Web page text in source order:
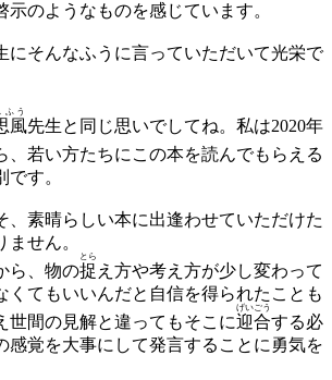
示のようなものを感じています。
そんなふうに言っていただいて光栄で
風
ふう
先生と同じ思いでしてね。私は2020年
、若い方たちにこの本を読んでもらえる
す。
素晴らしい本に出逢わせていただけた
せん。
ら、物の捉
とら
え方や考え方が少し変わって
くてもいいんだと自信を得られたことも
世間の見解と違ってもそこに迎合
げいごう
する必
感覚を大事にして発言することに勇気を